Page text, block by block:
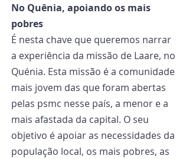
No Quênia, apoiando os mais
pobres
É nesta chave que queremos narrar
a experiência da missão de Laare, no
Quénia. Esta missão é a comunidade
mais jovem das que foram abertas
pelas psmc nesse país, a menor e a
mais afastada da capital. O seu
objetivo é apoiar as necessidades da
população local, os mais pobres, as